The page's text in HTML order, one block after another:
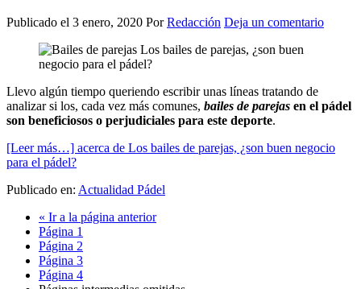
Publicado el 3 enero, 2020 PorRedacción Deja un comentario
Llevo algún tiempo queriendo escribir unas líneas tratando de
analizar si los, cada vez más comunes, bailes de parejas en el pádel
son beneficiosos o perjudiciales para este deporte.
[Leer más…] acerca de Los bailes de parejas, ¿son buen negocio
para el pádel?
Publicado en: Actualidad Pádel
« Ir a la página anterior
Página 1
Página 2
Página 3
Página 4